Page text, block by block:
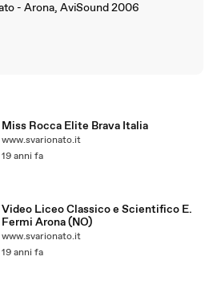
- Arona, AviSound 2006
Miss Rocca Elite Brava Italia
www.svarionato.it
19 anni fa
Video Liceo Classico e Scientifico E.
Fermi Arona (NO)
www.svarionato.it
19 anni fa